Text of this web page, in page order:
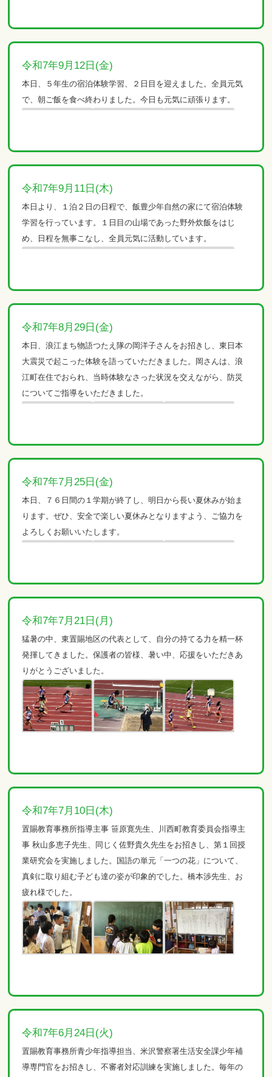
令和7年9月12日(金)
本日、５年生の宿泊体験学習、２日目を迎えました。全員元気
で、朝ご飯を食べ終わりました。今日も元気に頑張ります。
令和7年9月11日(木)
本日より、１泊２日の日程で、飯豊少年自然の家にて宿泊体験
学習を行っています。１日目の山場であった野外炊飯をはじ
め、日程を無事こなし、全員元気に活動しています。
令和7年8月29日(金)
本日、浪江まち物語つたえ隊の岡洋子さんをお招きし、東日本
大震災で起こった体験を語っていただきました。岡さんは、浪
江町在住でおられ、当時体験なさった状況を交えながら、防災
についてご指導をいただきました。
令和7年7月25日(金)
本日、７６日間の１学期が終了し、明日から長い夏休みが始ま
ります。ぜひ、安全で楽しい夏休みとなりますよう、ご協力を
よろしくお願いいたします。
令和7年7月21日(月)
猛暑の中、東置賜地区の代表として、自分の持てる力を精一杯
発揮してきました。保護者の皆様、暑い中、応援をいただきあ
りがとうございました。
令和7年7月10日(木)
置賜教育事務所指導主事 笹原寛先生、川西町教育委員会指導主
事 秋山多恵子先生、同じく佐野貴久先生をお招きし、第１回授
業研究会を実施しました。国語の単元「一つの花」について、
真剣に取り組む子ども達の姿が印象的でした。橋本渉先生、お
疲れ様でした。
令和7年6月24日(火)
置賜教育事務所青少年指導担当、米沢警察署生活安全課少年補
導専門官をお招きし、不審者対応訓練を実施しました。毎年の